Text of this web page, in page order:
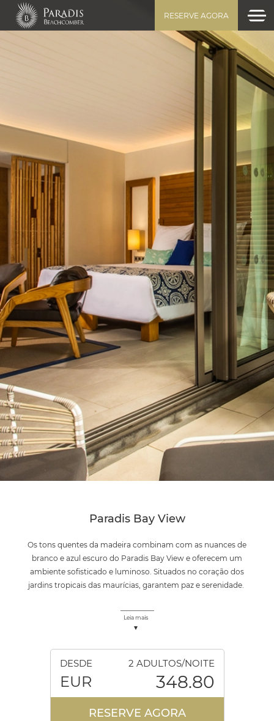
RESERVE AGORA
Paradis Bay View
Os tons quentes da madeira combinam com as nuances de
branco e azul escuro do Paradis Bay View e oferecem um
ambiente sofisticado e luminoso. Situados no coração dos
jardins tropicais das maurícias, garantem paz e serenidade.
Leia mais
DESDE 2 ADULTOS/NOITE
EUR 348.80
RESERVE AGORA